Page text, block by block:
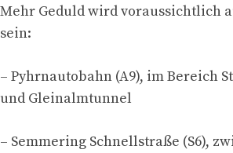
Mehr Geduld wird voraussichtlich
sein:
– Pyhrnautobahn (A9), im Bereich
und Gleinalmtunnel
– Semmering Schnellstraße (S6),